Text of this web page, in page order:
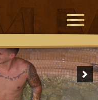
Toggle